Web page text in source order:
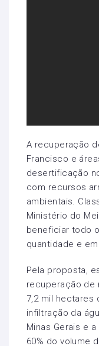
A recuperação
Francisco e
desertificação
com recursos
ambientais.
Ministério do
beneficiar todo
quantidade e em
Pela proposta,
recuperação de
7,2 mil hectares
infiltração da
Minas Gerais e
60% do volume